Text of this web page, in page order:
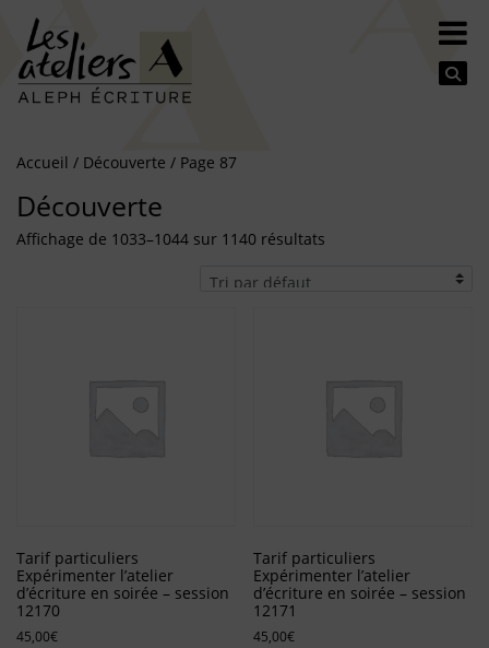
Accueil / Découverte / Page 87
Découverte
Affichage de 1033–1044 sur 1140 résultats
Tarif particuliers
Expérimenter l’atelier
d’écriture en soirée – session
12170
45,00€
Tarif particuliers
Expérimenter l’atelier
d’écriture en soirée – session
12171
45,00€